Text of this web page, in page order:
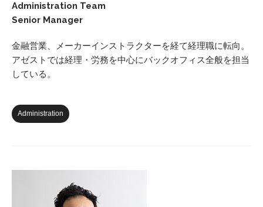
Administration Team
Senior Manager
金融営業、メーカーインストラクターを経て経理職に転向。
アゼストでは経理・労務を中心にバックオフィス全般を担当
している。
Administration